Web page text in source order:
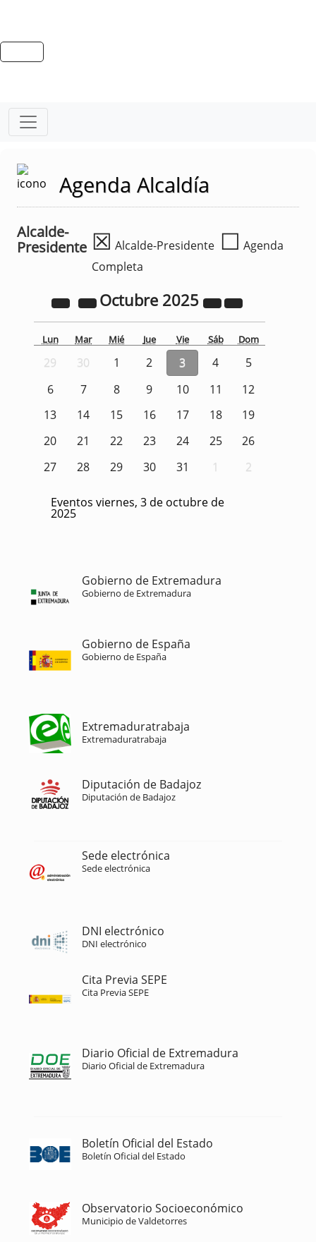
Agenda Alcaldía
Alcalde-
Presidente ☒ Alcalde-Presidente ☐ Agenda
Completa
Octubre 2025
Lun Mar Mié Jue Vie Sáb Dom
29 30 1 2 3 4
5
6
7 8 9 10 11
12
13
14 15 16 17 18
19
20
21 22 23 24 25
26
27
28 29 30 31 1 2
Eventos viernes, 3 de octubre de
2025
Gobierno de Extremadura
Gobierno de Extremadura
Gobierno de España
Gobierno de España
Extremaduratrabaja
Extremaduratrabaja
Diputación de Badajoz
Diputación de Badajoz
Sede electrónica
Sede electrónica
DNI electrónico
DNI electrónico
Cita Previa SEPE
Cita Previa SEPE
Diario Oficial de Extremadura
Diario Oficial de Extremadura
Boletín Oficial del Estado
Boletín Oficial del Estado
Observatorio Socioeconómico
Municipio de Valdetorres